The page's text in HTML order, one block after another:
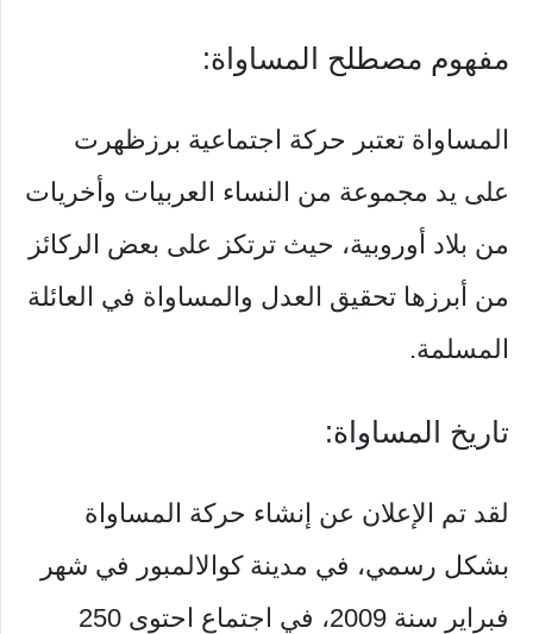
مفهوم مصطلح المساواة:
المساواة تعتبر حركة اجتماعية برزظهرت
على يد مجموعة من النساء العربيات وأخريات
من بلاد أوروبية، حيث ترتكز على بعض الركائز
من أبرزها تحقيق العدل والمساواة في العائلة
المسلمة.
تاريخ المساواة:
لقد تم الإعلان عن إنشاء حركة المساواة
بشكل رسمي، في مدينة كوالالمبور في شهر
فبراير سنة 2009، في اجتماع احتوى 250